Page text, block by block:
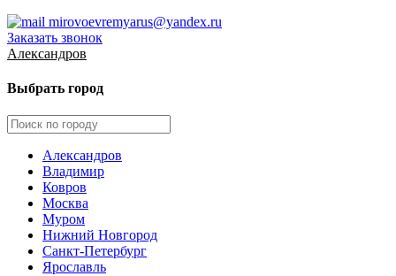
mirovoevremyarus@yandex.ru
Заказать звонок
Александров
Выбрать город
Александров
Владимир
Ковров
Москва
Муром
Нижний Новгород
Санкт-Петербург
Ярославль